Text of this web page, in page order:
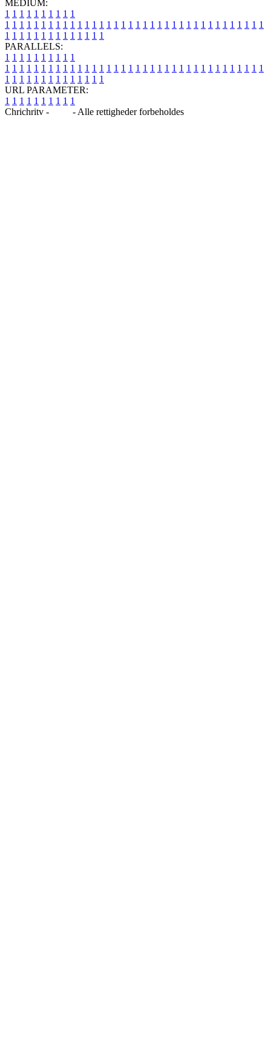
MEDIUM:
1 1 1 1 1 1 1 1 1 1
1 1 1 1 1 1 1 1 1 1 1 1 1 1 1 1 1 1 1 1 1 1 1 1 1 1 1 1 1 1 1 1 1 1 1 1
1 1 1 1 1 1 1 1 1 1 1 1 1 1
PARALLELS:
1 1 1 1 1 1 1 1 1 1
1 1 1 1 1 1 1 1 1 1 1 1 1 1 1 1 1 1 1 1 1 1 1 1 1 1 1 1 1 1 1 1 1 1 1 1
1 1 1 1 1 1 1 1 1 1 1 1 1 1
URL PARAMETER:
1 1 1 1 1 1 1 1 1 1
Chrichritv -
- Alle rettigheder forbeholdes